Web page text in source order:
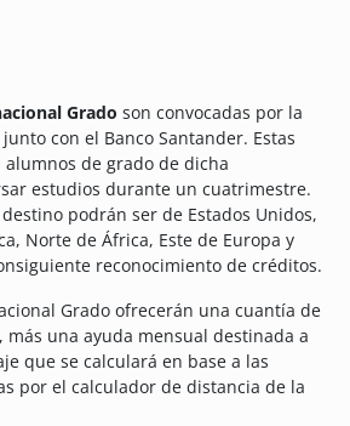
Grado son convocadas por la
con el Banco Santander. Estas
alumnos de grado de dicha
estudios durante un cuatrimestre.
podrán ser de Estados Unidos,
Norte de África, Este de Europa y
reconocimiento de créditos.
Grado ofrecerán una cuantía de
más una ayuda mensual destinada a
que se calculará en base a las
por el calculador de distancia de la